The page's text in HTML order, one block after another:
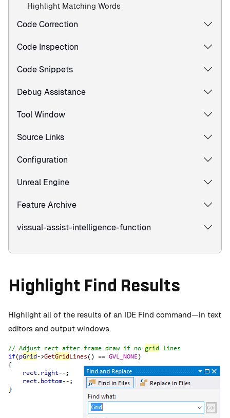
Highlight Matching Words
Code Correction
Code Inspection
Code Snippets
Debug Assistance
Tool Window
Source Links
Configuration
Unreal Engine
Feature Archive
vissual-assist-intelligence-function
Highlight Find Results
Highlight all of the results of an IDE Find command—in text
editors and output windows.